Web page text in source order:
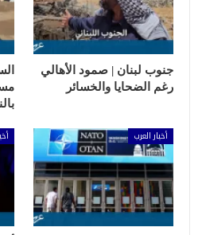
جنوب لبنان | صمود الأهالي
رغم الضحايا والخسائر
أخبار العرب